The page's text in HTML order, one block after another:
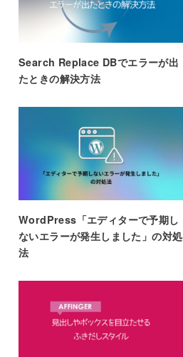
Search Replace DBでエラーが出
たときの解決方法
WordPress「エディターで予期し
ないエラーが発生しました」の対処
法